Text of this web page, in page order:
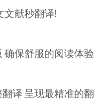
献秒翻译!
保舒服的阅读体
译 呈现最精准的